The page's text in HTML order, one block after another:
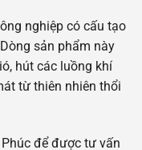
nghiệp có cấu tạo
sản phẩm này
hút các luồng khí
từ thiên nhiên thổi
để được tư vấn